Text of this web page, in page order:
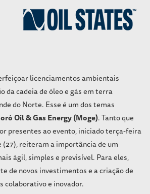
licenciamentos ambientais
da cadeia de óleo e gás em terra
do Norte. Esse é um dos temas
Oil & Gas Energy (Moge). Tanto que
presentes ao evento, iniciado terça-feira
(27), reiteram a importância de um
ágil, simples e previsível. Para eles,
de novos investimentos e a criação de
colaborativo e inovador.